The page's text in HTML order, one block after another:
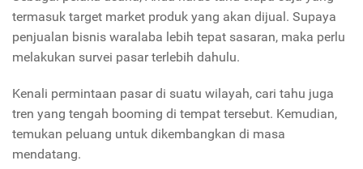
termasuk target market produk yang akan dijual. Supaya
penjualan bisnis waralaba lebih tepat sasaran, maka perlu
melakukan survei pasar terlebih dahulu.
Kenali permintaan pasar di suatu wilayah, cari tahu juga
tren yang tengah booming di tempat tersebut. Kemudian,
temukan peluang untuk dikembangkan di masa
mendatang.